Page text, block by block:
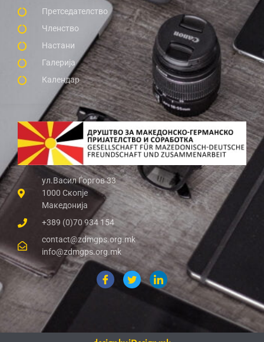
ул.Васил Ѓоргов 33
1000 Скопје
Македонија
+389 (0)70 934 154
contact@zdmgps.org.mk
info@zdmgps.org.mk
Претседателство
Членство
Настани
Галерија
Календар